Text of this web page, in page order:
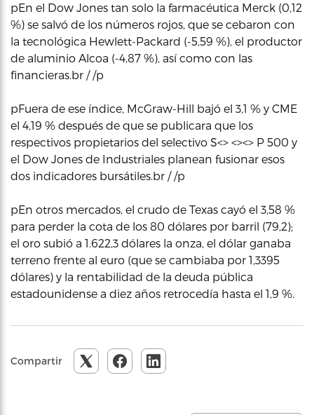
pEn el Dow Jones tan solo la farmacéutica Merck (0,12
%) se salvó de los números rojos, que se cebaron con
la tecnológica Hewlett-Packard (-5,59 %), el productor
de aluminio Alcoa (-4,87 %), así como con las
financieras.br / /p
pFuera de ese índice, McGraw-Hill bajó el 3,1 % y CME
el 4,19 % después de que se publicara que los
respectivos propietarios del selectivo S<> <><> P 500 y
el Dow Jones de Industriales planean fusionar esos
dos indicadores bursátiles.br / /p
pEn otros mercados, el crudo de Texas cayó el 3,58 %
para perder la cota de los 80 dólares por barril (79,2);
el oro subió a 1.622,3 dólares la onza, el dólar ganaba
terreno frente al euro (que se cambiaba por 1,3395
dólares) y la rentabilidad de la deuda pública
estadounidense a diez años retrocedía hasta el 1,9 %.
Compartir